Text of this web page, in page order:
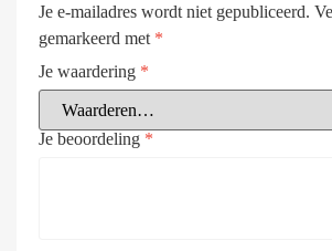
Je e-mailadres wordt niet gepubliceerd.
gemarkeerd met *
Je waardering *
Je beoordeling *